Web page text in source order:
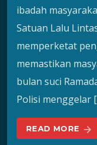
ibadah
Satuan Lalu
memperketat
memastikan
bulan suci
Polisi menggelar
READ MORE arrow_forward